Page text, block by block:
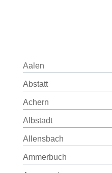
Aalen
Abstatt
Achern
Albstadt
Allensbach
Ammerbuch